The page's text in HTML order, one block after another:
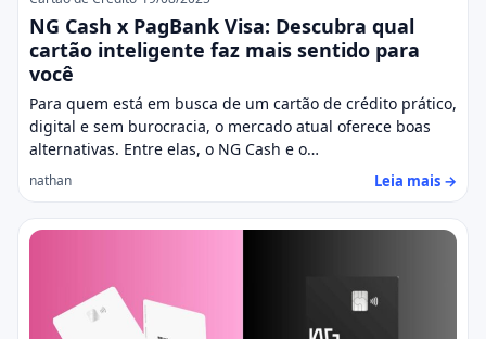
NG Cash x PagBank Visa: Descubra qual
cartão inteligente faz mais sentido para
você
Para quem está em busca de um cartão de crédito prático,
digital e sem burocracia, o mercado atual oferece boas
alternativas. Entre elas, o NG Cash e o…
nathan Leia mais →